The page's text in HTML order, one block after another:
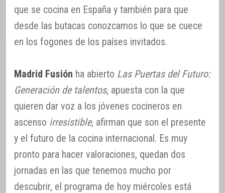
que se cocina en España y también para que
desde las butacas conozcamos lo que se cuece
en los fogones de los países invitados.
Madrid Fusión ha abierto Las Puertas del Futuro:
Generación de talentos, apuesta con la que
quieren dar voz a los jóvenes cocineros en
ascenso irresistible, afirman que son el presente
y el futuro de la cocina internacional. Es muy
pronto para hacer valoraciones, quedan dos
jornadas en las que tenemos mucho por
descubrir, el programa de hoy miércoles está